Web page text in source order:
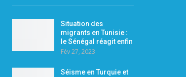
Situation des
migrants en Tunisie :
le Sénégal réagit enfin
Fév 27, 2023
Séisme en Turquie et